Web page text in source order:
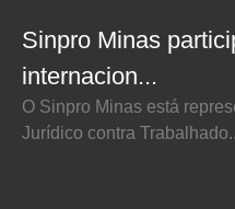
Sinpro Minas
internacion...
O Sinpro Minas está
Jurídico contra